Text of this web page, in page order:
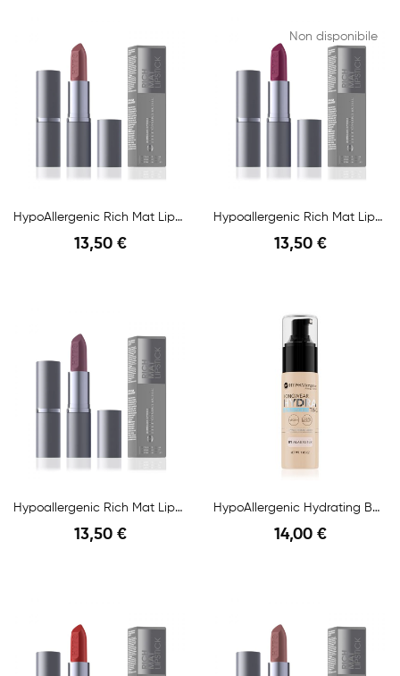
HypoAllergenic Rich Mat Lipstick N.03 4,5gr
13,50 €
Non disponibile
Hypoallergenic Rich Mat Lipstick N.05 4,5gr
13,50 €
Hypoallergenic Rich Mat Lipstick N.02 Famous...
13,50 €
HypoAllergenic Hydrating Balm Foundation 01...
14,00 €